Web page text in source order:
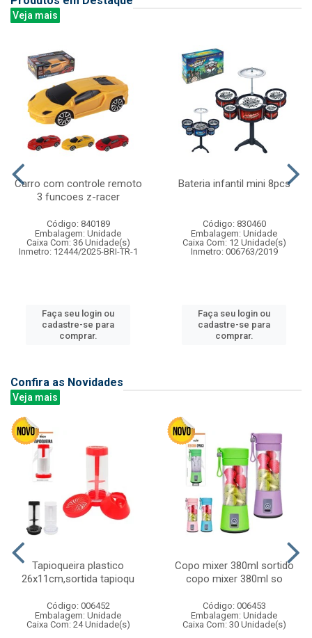
Veja mais
Carro com controle remoto
3 funcoes z-racer
Código: 840189
Embalagem: Unidade
Caixa Com: 36 Unidade(s)
Inmetro: 12444/2025-BRI-TR-1
Faça seu login ou
cadastre-se para
comprar.
Bateria infantil mini 8pcs
Código: 830460
Embalagem: Unidade
Caixa Com: 12 Unidade(s)
Inmetro: 006763/2019
Faça seu login ou
cadastre-se para
comprar.
Confira as Novidades
Veja mais
Tapioqueira plastico
26x11cm,sortida tapioqu
Código: 006452
Embalagem: Unidade
Caixa Com: 24 Unidade(s)
Copo mixer 380ml sortido
copo mixer 380ml so
Código: 006453
Embalagem: Unidade
Caixa Com: 30 Unidade(s)